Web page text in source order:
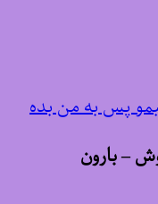
پس به من بده
– بارون